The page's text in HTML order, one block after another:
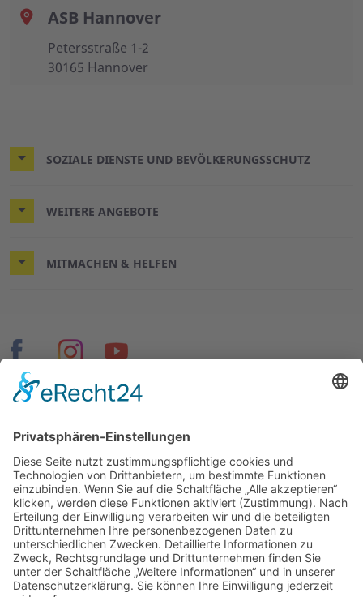
ASB Hannover
Petersstraße 1-2
30165 Hannover
SOZIALE DIENSTE UND BEVÖLKERUNGSSCHUTZ
WEITERE ANGEBOTE
MITMACHEN & HELFEN
© 2026 ASB Hannover-Stadt
Datenschutz
Cookie-Einstellungen
Seiten speziell für Mitglieder und Mitarbeitende:
MeinASB|OIMS|HiOrg-Server| RITA